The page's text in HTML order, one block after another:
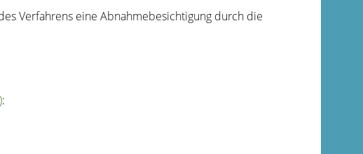
Verfahrens eine Abnahmebesichtigung durch die
: